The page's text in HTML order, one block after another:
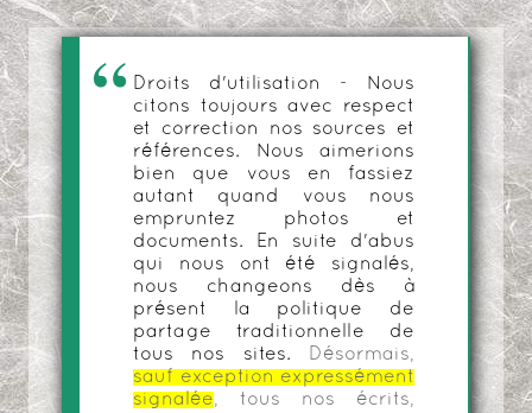
Droits d'utilisation - Nous
citons toujours avec respect
et correction nos sources et
références. Nous aimerions
bien que vous en fassiez
autant quand vous nous
empruntez photos et
documents. En suite d'abus
qui nous ont été signalés,
nous changeons dès à
présent la politique de
partage traditionnelle de
tous nos sites.
Désormais,
sauf exception expressément
signalée, tous nos écrits,